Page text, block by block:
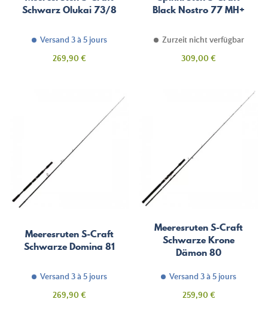
Schwarz Olukai 73/8
Versand 3 à 5 jours
Preis
269,90 €
Black Nostro 77 MH+
Zurzeit nicht verfügbar
Preis
309,00 €
Meeresruten S-Craft
Schwarze Domina 81
Versand 3 à 5 jours
Preis
269,90 €
Meeresruten S-Craft
Schwarze Krone
Dämon 80
Versand 3 à 5 jours
Preis
259,90 €